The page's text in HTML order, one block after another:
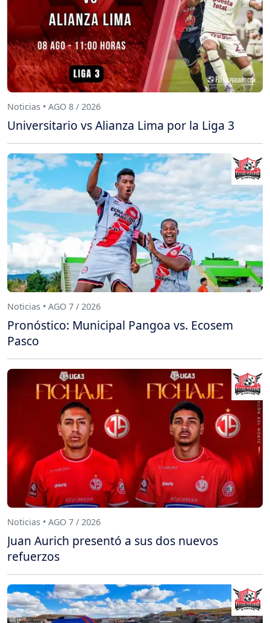
Noticias • AGO 8 / 2026
Universitario vs Alianza Lima por la Liga 3
Noticias • AGO 7 / 2026
Pronóstico: Municipal Pangoa vs. Ecosem
Pasco
Noticias • AGO 7 / 2026
Juan Aurich presentó a sus dos nuevos
refuerzos